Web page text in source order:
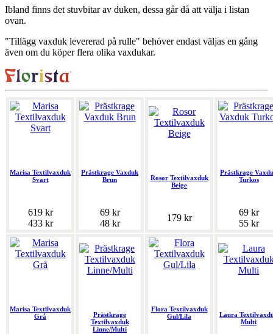
Ibland finns det stuvbitar av duken, dessa går då att välja i listan
ovan.
"Tillägg vaxduk levererad på rulle" behöver endast väljas en gång
även om du köper flera olika vaxdukar.
Marisa Textilvaxduk
Svart
619 kr
433 kr
Prästkrage Vaxduk
Brun
69 kr
48 kr
Rosor Textilvaxduk
Beige
179 kr
Prästkrage
Turkos
69 kr
55 kr
Marisa Textilvaxduk
Grå
Prästkrage
Textilvaxduk
Linne/Multi
Flora Textilvaxduk
Gul/Lila
Laura
Multi